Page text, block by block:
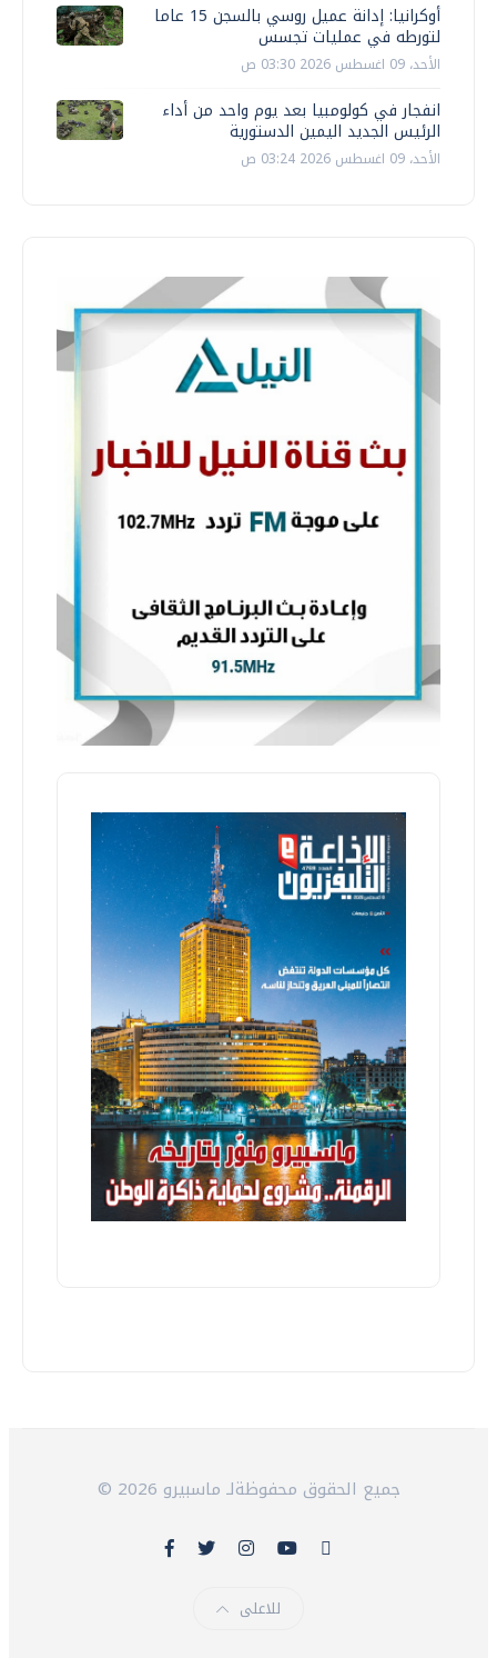
أوكرانيا: إدانة عميل روسي بالسجن 15 عاما
لتورطه في عمليات تجسس
الأحد، 09 اغسطس 2026 03:30 ص
انفجار في كولومبيا بعد يوم واحد من أداء
الرئيس الجديد اليمين الدستورية
الأحد، 09 اغسطس 2026 03:24 ص
© 2026 جميع الحقوق محفوظةلـ ماسبيرو
للاعلى